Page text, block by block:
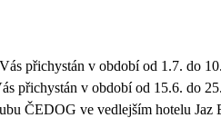
přichystán v období od 1.7. do
přichystán v období od 15.6. do
ČEDOG ve vedlejším hotelu